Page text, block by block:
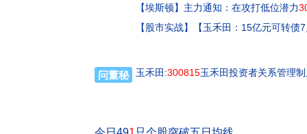
【埃斯顿】 主力通知：在攻打低位潜力
【股市实战】 【玉禾田：15亿元可转
问董秘 玉禾田:300815玉禾田投资者关系管理